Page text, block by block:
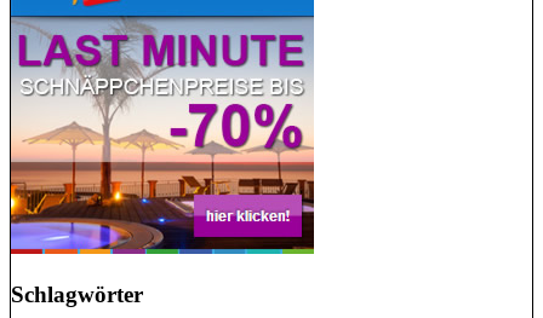
Schlagwörter